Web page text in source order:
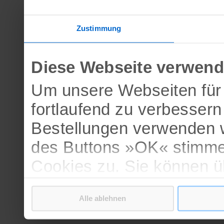
Zustimmung
Diese Webseite
Um unsere Webseiten
fortlaufend zu
Bestellungen
des Buttons »OK«
Cookies zu. Sie können
verschiedenen Cookies
bestätigen.
Alle ablehnen